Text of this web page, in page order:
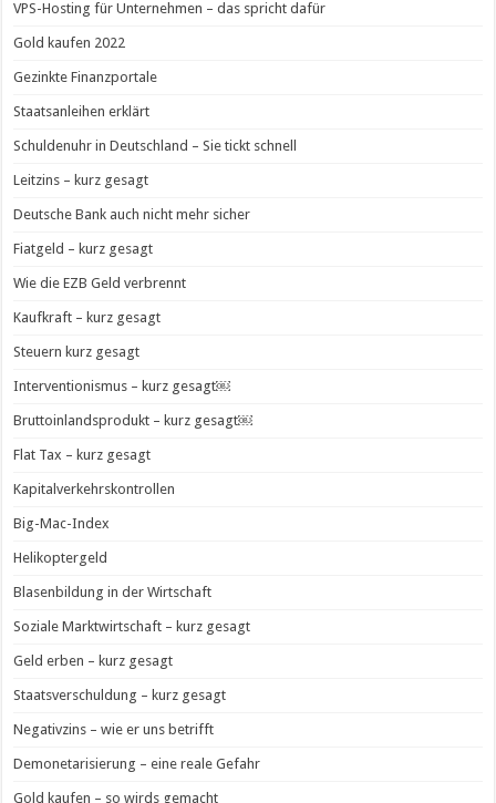
VPS-Hosting für Unternehmen – das spricht dafür
Gold kaufen 2022
Gezinkte Finanzportale
Staatsanleihen erklärt
Schuldenuhr in Deutschland – Sie tickt schnell
Leitzins – kurz gesagt
Deutsche Bank auch nicht mehr sicher
Fiatgeld – kurz gesagt
Wie die EZB Geld verbrennt
Kaufkraft – kurz gesagt
Steuern kurz gesagt
Interventionismus – kurz gesagt￼
Bruttoinlandsprodukt – kurz gesagt￼
Flat Tax – kurz gesagt
Kapitalverkehrskontrollen
Big-Mac-Index
Helikoptergeld
Blasenbildung in der Wirtschaft
Soziale Marktwirtschaft – kurz gesagt
Geld erben – kurz gesagt
Staatsverschuldung – kurz gesagt
Negativzins – wie er uns betrifft
Demonetarisierung – eine reale Gefahr
Gold kaufen – so wirds gemacht